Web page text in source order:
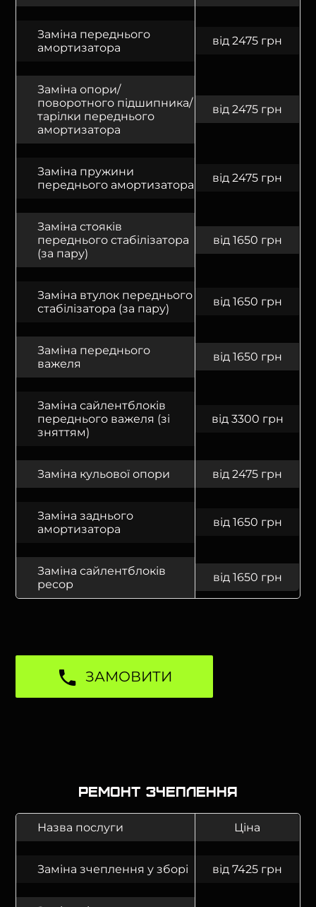
Заміна переднього
амортизатора
від 2475 грн
Заміна опори/
поворотного підшипника/
тарілки переднього
амортизатора
від 2475 грн
Заміна пружини
переднього амортизатора
від 2475 грн
Заміна стояків
переднього стабілізатора
(за пару)
від 1650 грн
Заміна втулок переднього
стабілізатора (за пару)
від 1650 грн
Заміна переднього
важеля
від 1650 грн
Заміна сайлентблоків
переднього важеля (зі
зняттям)
від 3300 грн
Заміна кульової опори від 2475 грн
Заміна заднього
амортизатора
від 1650 грн
Заміна сайлентблоків
ресор
від 1650 грн
ЗАМОВИТИ
Ремонт зчеплення
Назва послуги Ціна
Заміна зчеплення у зборі від 7425 грн